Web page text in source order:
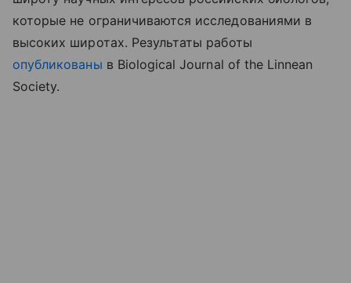
которые не ограничиваются исследованиями в
высоких широтах. Результаты работы
опубликованы в Biological Journal of the Linnean
Society.